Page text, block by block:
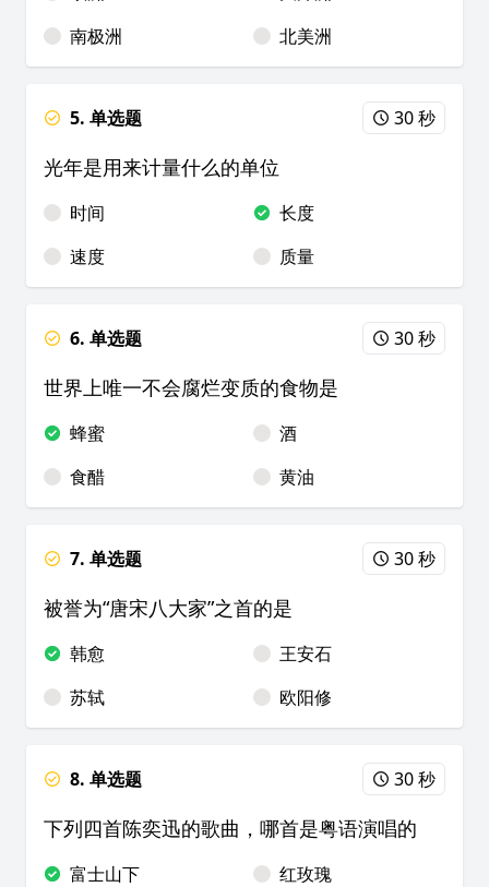
南极洲
北美洲
5. 单选题 30 秒
光年是用来计量什么的单位
时间
长度
速度
质量
6. 单选题 30 秒
世界上唯一不会腐烂变质的食物是
蜂蜜
酒
食醋
黄油
7. 单选题 30 秒
被誉为“唐宋八大家”之首的是
韩愈
王安石
苏轼
欧阳修
8. 单选题 30 秒
下列四首陈奕迅的歌曲，哪首是粤语演唱的
富士山下
红玫瑰